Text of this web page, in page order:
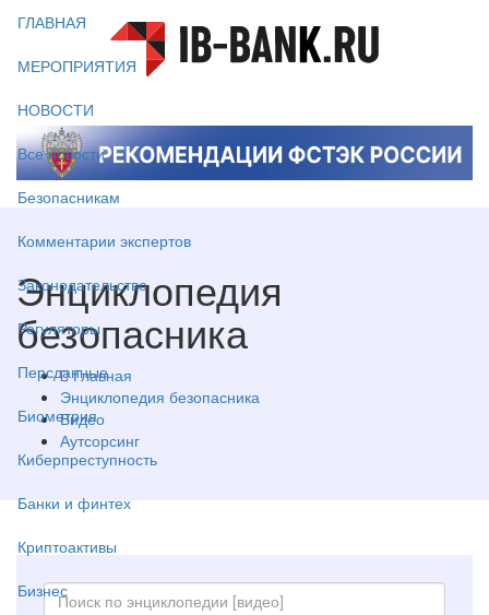
ГЛАВНАЯ
МЕРОПРИЯТИЯ
НОВОСТИ
Все новости
Безопасникам
Комментарии экспертов
Законодательство
Регуляторы
Персданные
Биометрия
Киберпреступность
Банки и финтех
Криптоактивы
Бизнес
Энциклопедия
безопасника
Главная
Энциклопедия безопасника
Видео
Аутсорсинг